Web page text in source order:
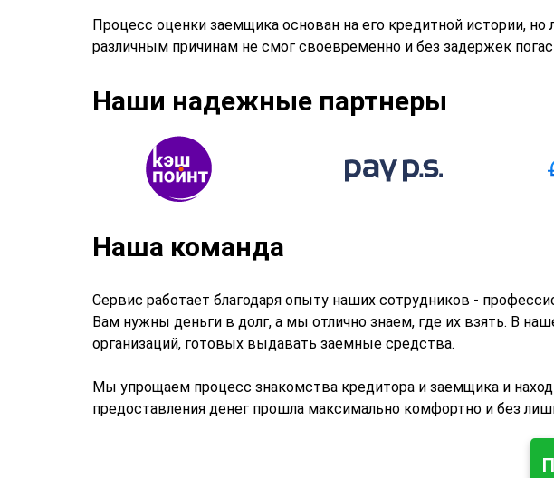
Процесс оценки заемщика основан на его кредитной истории,
различным причинам не смог своевременно и без задержек
Наши надежные партнеры
Наша команда
Сервис работает благодаря опыту наших сотрудников -
Вам нужны деньги в долг, а мы отлично знаем, где их взять. В
организаций, готовых выдавать заемные средства.
Мы упрощаем процесс знакомства кредитора и заемщика и
предоставления денег прошла максимально комфортно и без